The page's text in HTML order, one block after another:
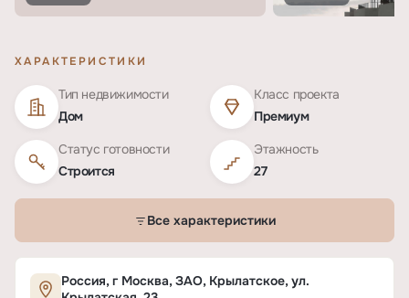
ХАРАКТЕРИСТИКИ
Тип недвижимости
Дом
Класс проекта
Премиум
Статус готовности
Строится
Этажность
27
Все характеристики
Характеристики ЖК «Дом горизонтов»
Россия, г Москва, ЗАО, Крылатское, ул.